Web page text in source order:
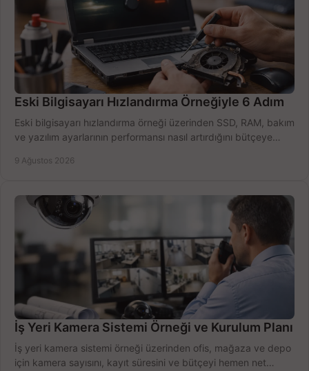
Eski Bilgisayarı Hızlandırma Örneğiyle 6 Adım
Eski bilgisayarı hızlandırma örneği üzerinden SSD, RAM, bakım
ve yazılım ayarlarının performansı nasıl artırdığını bütçeye
9 Ağustos 2026
İş Yeri Kamera Sistemi Örneği ve Kurulum Planı
İş yeri kamera sistemi örneği üzerinden ofis, mağaza ve depo
için kamera sayısını, kayıt süresini ve bütçeyi hemen net